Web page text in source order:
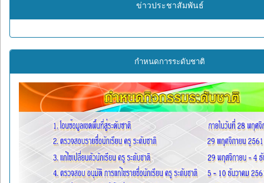
ข่าวประชาสัมพันธ์
กำหนดการระดับชาติ